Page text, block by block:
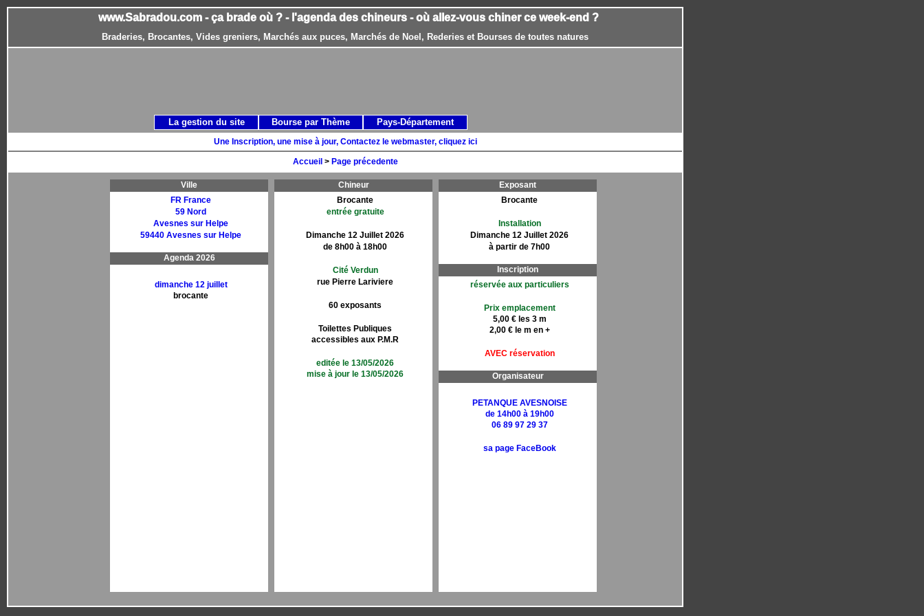
www.Sabradou.com - ça brade où ? - l'agenda des chineurs - où allez-vous chiner ce week-end ?
Braderies, Brocantes, Vides greniers, Marchés aux puces, Marchés de Noel, Rederies et Bourses de toutes natures
Une Inscription, une mise à jour, Contactez le webmaster, cliquez ici
Accueil > Page précedente
Ville
FR France
59 Nord
Avesnes sur Helpe
59440 Avesnes sur Helpe
Agenda 2026
dimanche 12 juillet
brocante
Chineur
Brocante
entrée gratuite
Dimanche 12 Juillet 2026
de 8h00 à 18h00
Cité Verdun
rue Pierre Lariviere
60 exposants
Toilettes Publiques
accessibles aux P.M.R
editée le 13/05/2026
mise à jour le 13/05/2026
Exposant
Brocante
Installation
Dimanche 12 Juillet 2026
à partir de 7h00
Inscription
réservée aux particuliers
Prix emplacement
5,00 € les 3 m
2,00 € le m en +
AVEC réservation
Organisateur
PETANQUE AVESNOISE
de 14h00 à 19h00
06 89 97 29 37
sa page FaceBook
La gestion du site Bourse par Thème Pays-Département